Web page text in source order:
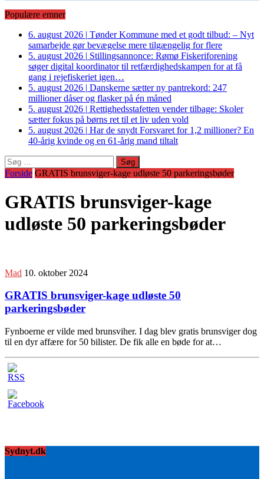
Populære emner
6. august 2026 | Tønder Kommune med et godt tilbud: – Nyt
samarbejde gør bevægelse mere tilgængelig for flere
5. august 2026 | Stillingsannonce: Rømø Fiskeriforening
søger digital koordinator til retfærdighedskampen for at få
gang i rejefiskeriet igen…
5. august 2026 | Danskerne sætter ny pantrekord: 247
millioner dåser og flasker på én måned
5. august 2026 | Rettighedsstafetten vender tilbage: Skoler
sætter fokus på børns ret til et liv uden vold
5. august 2026 | Har de snydt Forsvaret for 1,2 millioner? En
40-årig kvinde og en 61-årig mand tiltalt
Søg
efter:
Forside GRATIS brunsviger-kage udløste 50 parkeringsbøder
GRATIS brunsviger-kage
udløste 50 parkeringsbøder
Mad 10. oktober 2024
GRATIS brunsviger-kage udløste 50
parkeringsbøder
Fynboerne er vilde med brunsviher. I dag blev gratis brunsviger dog
til en dyr affære for 50 bilister. De fik alle en bøde for at…
Sydnyt.dk